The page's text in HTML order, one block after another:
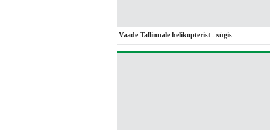
Vaade Tallinnale helikopterist - sügis